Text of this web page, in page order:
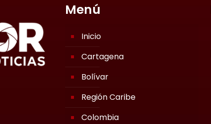
Menú
Inicio
Cartagena
Bolívar
Región Caribe
Colombia